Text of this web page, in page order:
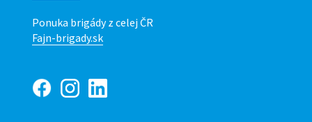
Ponuka brigády z celej ČR
Fajn-brigady.sk